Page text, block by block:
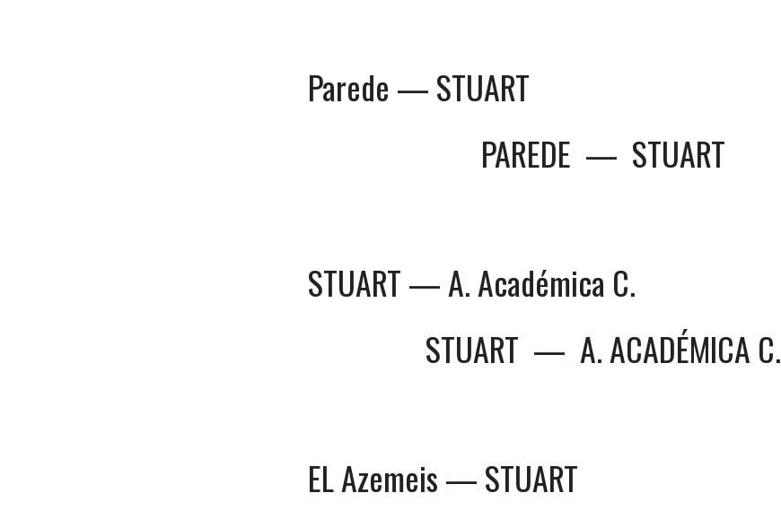
Parede — STUART
PAREDE — STUART
STUART — A. Académica C.
STUART — A. ACADÉMICA C.
EL Azemeis — STUART